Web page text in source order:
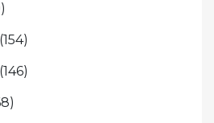
(154)
(146)